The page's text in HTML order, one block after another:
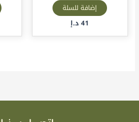
إضافة للسلة
41 د.إ